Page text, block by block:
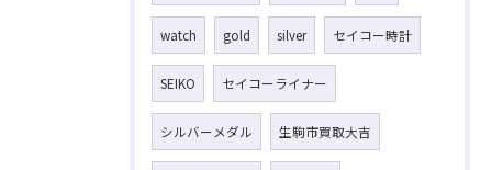
watch gold silver セイコー時計
SEIKO セイコーライナー
シルバーメダル 生駒市買取大吉